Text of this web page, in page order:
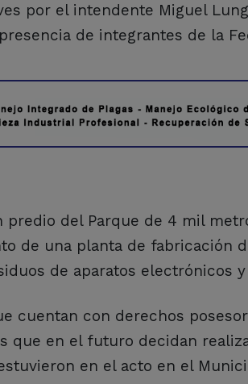
por el intendente Miguel
de integrantes de la
del Parque de 4 mil
de una planta de fabricación
de aparatos electrónicos
cuentan con derechos
que en el futuro decidan
en el acto en el